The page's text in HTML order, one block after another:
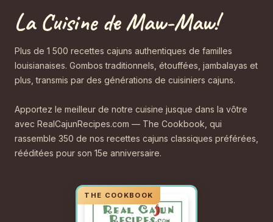
La Cuisine de Maw-Maw!
Plus de 1 500 recettes cajuns authentiques de familles
louisianaises. Gombos traditionnels, étouffées, jambalayas et
plus, transmis par des générations de cuisiniers cajuns.
Apportez le meilleur de notre cuisine jusque dans la vôtre
avec RealCajunRecipes.com — The Cookbook, qui
rassemble 350 de nos recettes cajuns classiques préférées,
rééditées pour son 15e anniversaire.